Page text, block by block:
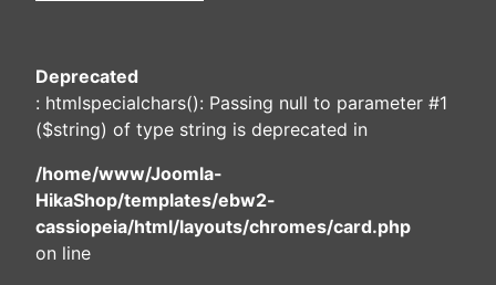
Deprecated
: htmlspecialchars(): Passing null to parameter #1
($string) of type string is deprecated in
/home/www/Joomla-
HikaShop/templates/ebw2-
cassiopeia/html/layouts/chromes/card.php
on line